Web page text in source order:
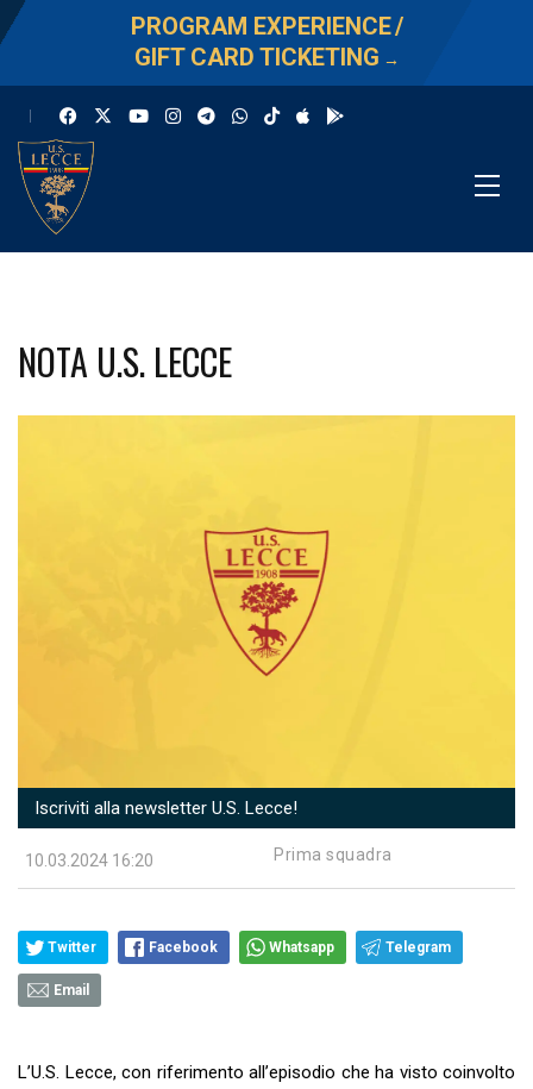
PROGRAM EXPERIENCE/
GIFT CARD TICKETING →
NOTA U.S. LECCE
Iscriviti alla newsletter U.S. Lecce!
10.03.2024 16:20 Prima squadra
Twitter Facebook Whatsapp Telegram
Email
L’U.S. Lecce, con riferimento all’episodio che ha visto coinvolto